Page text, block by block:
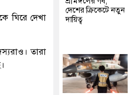
ঘিরে দেখা
তারা
দেশের ক্রিকেটে নতুন
দায়িত্ব